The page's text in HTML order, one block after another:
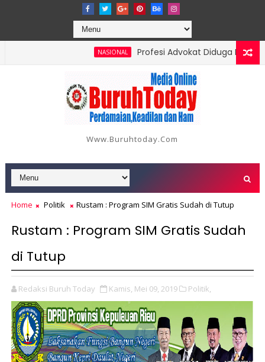
NASIONAL
Profesi Advokat Diduga Dilecehkan
18 Orang, Berikut Data dan Kronologinya
Www.buruhtoday.com
Home Politik Rustam : Program SIM Gratis Sudah di Tutup
Rustam : Program SIM Gratis Sudah
di Tutup
Redaksi Buruh Today Kamis, Mei 09, 2019 Politik,